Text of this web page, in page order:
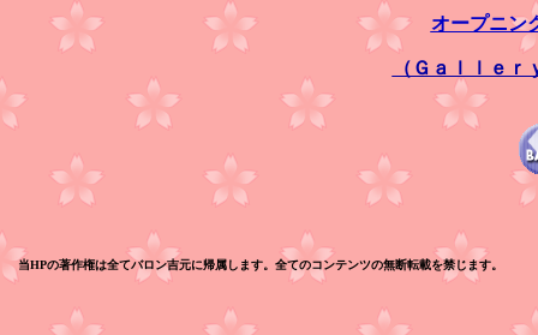
オープニン
（Ｇａｌｌｅ
当HPの著作権は全てバロン吉元に帰属します。全てのコンテンツの無断転載を禁じます。